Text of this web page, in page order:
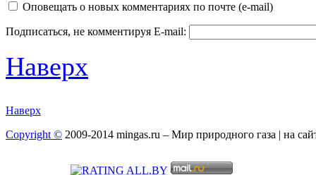
Оповещать о новых комментариях по почте (e-mail)
Подписаться, не комментируя E-mail:
Наверх
Наверх
Copyright © 2009-2014 mingas.ru – Мир природного газа | на